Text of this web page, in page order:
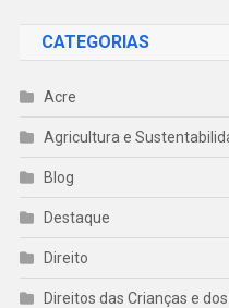
CATEGORIAS
Acre
Agricultura e
Blog
Destaque
Direito
Direitos das Crianças e